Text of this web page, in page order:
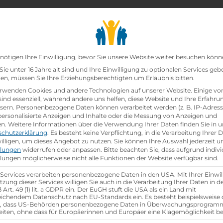
Lehrbetriebesearch
– warum nicht?
Datenschutz-
Ihre Einwilligung, bevor Sie unsere Website weiter besuchen
unter 16 Jahre alt sind und Ihre Einwilligung zu optionalen Services
müssen Sie Ihre Erziehungsberechtigten um Erlaubnis bitten.
Cookies und andere Technologien auf unserer Website. Einige
essenziell, während andere uns helfen, diese Website und Ihre
Personenbezogene Daten können verarbeitet werden (z. B. IP-
Anzeigen und Inhalte oder die Messung von Anzeigen und
Weitere Informationen über die Verwendung Ihrer Daten finden Sie in
. Es besteht keine Verpflichtung, in die Verarbeitung Ihrer
um dieses Angebot zu nutzen. Sie können Ihre Auswahl jederzeit
widerrufen oder anpassen. Bitte beachten Sie, dass aufgrund
möglicherweise nicht alle Funktionen der Website verfügbar sind.
verarbeiten personenbezogene Daten in den USA. Mit Ihrer
dieser Services willigen Sie auch in die Verarbeitung Ihrer Daten in
Art. 49 (1) lit. a GDPR ein. Der EuGH stuft die USA als ein Land mit
Datenschutz nach EU-Standards ein. Es besteht beispielsweise
dass US-Behörden personenbezogene Daten in
ohne dass für Europäerinnen und Europäer eine Klagemöglichkeit